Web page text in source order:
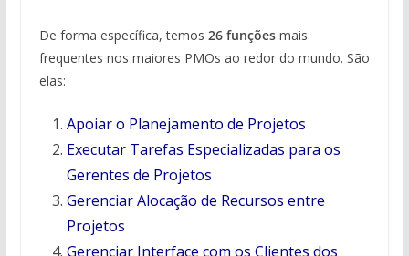
De forma específica, temos 26 funçõesmais
frequentes nos maiores PMOs ao redor do mundo. São
elas:
Apoiar o Planejamento de Projetos
Executar Tarefas Especializadas para os
Gerentes de Projetos
Gerenciar Alocação de Recursos entre
Projetos
Gerenciar Interface com os Clientes dos